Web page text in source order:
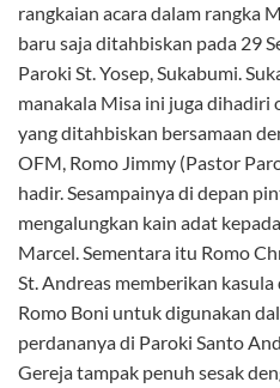
rangkaian acara dalam rangka
baru saja ditahbiskan pada 29
Paroki St. Yosep, Sukabumi.
manakala Misa ini juga dihadiri
yang ditahbiskan bersamaan
OFM, Romo Jimmy (Pastor
hadir. Sesampainya di depan
mengalungkan kain adat
Marcel. Sementara itu Romo
St. Andreas memberikan
Romo Boni untuk digunakan
perdananya di Paroki Santo
Gereja tampak penuh sesak